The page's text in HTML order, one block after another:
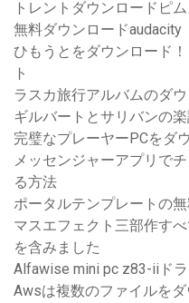
トレントダウンロードピ
無料ダウンロードaudacity
ひもうとをダウンロード
ト
ラスカ旅行アルバムのダ
ギルバートとサリバンの
完璧なプレーヤーPCをダ
メッセンジャーアプリで
る方法
ポータルテンプレートの
マスエフェクト三部作す
を含みました
Alfawise mini pc z83-iiド
Awsは複数のファイルを